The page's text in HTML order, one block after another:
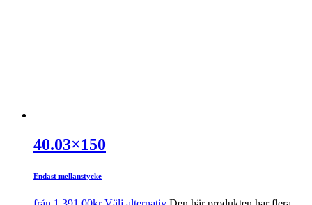
40.03×150
Endast mellanstycke